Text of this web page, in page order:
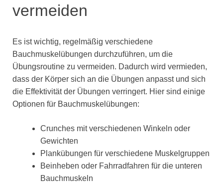
vermeiden
Es ist wichtig, regelmäßig verschiedene
Bauchmuskelübungen durchzuführen, um die
Übungsroutine zu vermeiden. Dadurch wird vermieden,
dass der Körper sich an die Übungen anpasst und sich
die Effektivität der Übungen verringert. Hier sind einige
Optionen für Bauchmuskelübungen:
Crunches mit verschiedenen Winkeln oder
Gewichten
Plankübungen für verschiedene Muskelgruppen
Beinheben oder Fahrradfahren für die unteren
Bauchmuskeln